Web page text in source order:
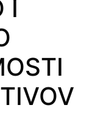
I